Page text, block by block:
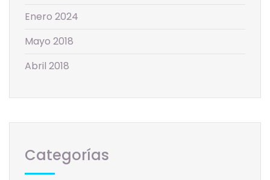
Enero 2024
Mayo 2018
Abril 2018
Categorías